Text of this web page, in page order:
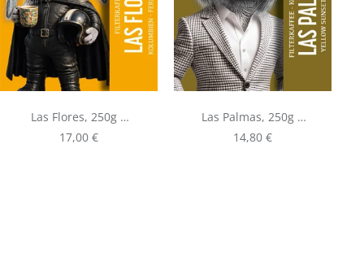
Las Flores, 250g |
Filterkaffee aus
Kolumbien
Regulärer Preis:
17,00 €
Las Palmas, 250g |
Filterkaffee aus
Kolumbien - DECAF
Regulärer Preis:
14,80 €